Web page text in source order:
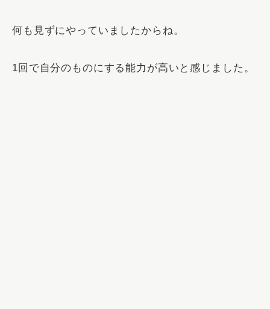
何も見ずにやっていましたからね。
1回で自分のものにする能力が高いと感じました。